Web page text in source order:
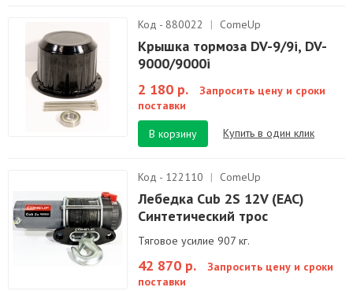
Код - 880022 | ComeUp
Крышка тормоза DV-9/9i, DV-
9000/9000i
2 180 р.
Запросить цену и сроки
поставки
В корзину
Купить в один клик
Код - 122110 | ComeUp
Лебедка Cub 2S 12V (EAC)
Синтетический трос
Тяговое усилие 907 кг.
42 870 р.
Запросить цену и сроки
поставки